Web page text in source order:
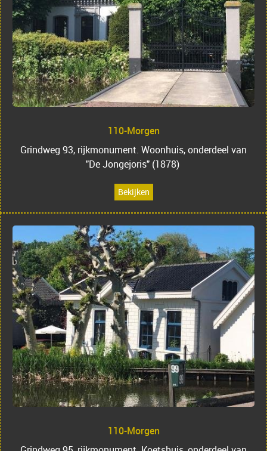
110-Morgen
Grindweg 93, rijkmonument. Woonhuis, onderdeel van
"De Jongejoris" (1878)
Bekijken
110-Morgen